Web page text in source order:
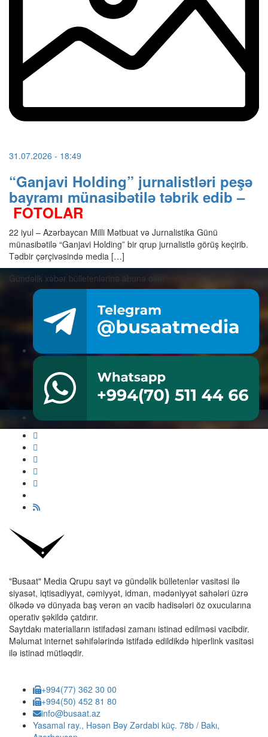
31.07.2026 - 18:49
“Ganjavi Holding” jurnalistləri peşə
bayramı münasibətilə təbrik edib –
FOTOLAR
22 iyul – Azərbaycan Milli Mətbuat və Jurnalistika Günü
münasibətilə “Ganjavi Holding” bir qrup jurnalistlə görüş keçirib.
Tədbir çərçivəsində media […]
Gündəlik xəbər bülletenlərinə abunə olun
"Busaat" Media Qrupu sayt və gündəlik bülletenlər vasitəsi ilə
siyasət, iqtisadiyyat, cəmiyyət, idman, mədəniyyət sahələri üzrə
ölkədə və dünyada baş verən ən vacib hadisələri öz oxucularına
operativ şəkildə çatdırır.
Saytdakı materialların istifadəsi zamanı istinad edilməsi vacibdir.
Məlumat internet səhifələrində istifadə edildikdə hiperlink vasitəsi
ilə istinad mütləqdir.
+994(77) 362 30 00
+994(50) 452 81 80
info@busaat.az
Yasamal ray., Həsən Bəy Zərdabi küç. 78b / Bakı,